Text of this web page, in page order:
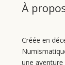
À
Créée en
une